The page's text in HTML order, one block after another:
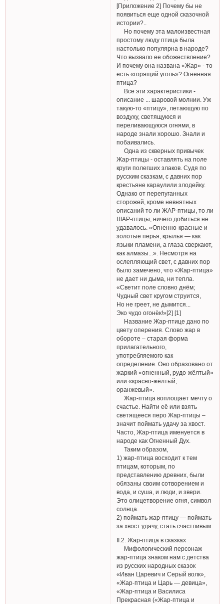
[Приложение 2] Почему бы не
появиться еще одной сказочной
истории?..
Но почему эта малоизвестная
простому люду птица была
настолько популярна в народе?
Что вызвало ее обожествление?
И почему она названа «Жар» - то
есть «горящий уголь»? Огненная
птица?
Все эти характеристики -
описание ... шаровой молнии. Уж
такую-то «птицу», летающую по
воздуху, светящуюся и
переливающуюся огнями, в
народе знали хорошо. Знали и
побаивались.
Одна из скверных привычек
Жар-птицы - оставлять на поле
круги полегших злаков. Судя по
русским сказкам, с давних пор
крестьяне караулили злодейку.
Однако от перепуганных
сторожей, кроме невнятных
описаний то ли ЖАР-птицы, то ли
ШАР-птицы, ничего добиться не
удавалось. «Огненно-красные и
золотые перья, крылья — как
языки пламени, а глаза сверкают,
как алмазы...». Несмотря на
ослепляющий свет, с давних пор
было замечено, что «Жар-птица»
не дает ни дыма, ни тепла.
«Светит поле словно днём;
Чудный свет кругом струится,
Но не греет, не дымится...
Эко чудо огонёк!»[2] [1]
Название Жар-птице дано по
цвету оперения. Слово жар в
обороте – старая форма
прилагательного,
употребляемого как
определение. Оно образовано от
жаркий «огненный, рудо-жёлтый»
или «красно-жёлтый,
оранжевый».
Жар-птица воплощает мечту о
счастье. Найти её или взять
светящееся перо Жар-птицы –
значит поймать удачу за хвост.
Часто, Жар-птица именуется в
народе как Огненный Дух.
Таким образом,
1) жар-птица восходит к тем
птицам, которым, по
представлению древних, были
обязаны своим сотворением и
вода, и суша, и люди, и звери.
Это олицетворение огня, символ
солнца.
2) поймать жар-птицу — поймать
за хвост удачу, стать счастливым.
II.2. Жар-птица в сказках
Мифологический персонаж
жар-птица знаком нам с детства
из русских народных сказок
«Иван Царевич и Серый волк»,
«Жар-птица и Царь — девица»,
«Жар-птица и Василиса
Прекрасная («Жар-птица и